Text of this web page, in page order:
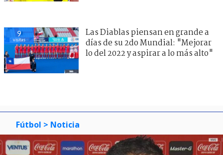
9
visitas
Las Diablas piensan en grande a
días de su 2do Mundial: "Mejorar
lo del 2022 y aspirar a lo más alto"
Fútbol > Noticia